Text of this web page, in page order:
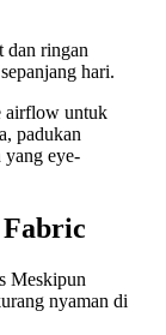
dan ringan
hari.
airflow untuk
padukan
yang eye-
Meskipun
nyaman di